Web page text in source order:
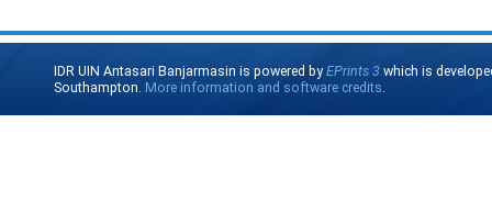
IDR UIN Antasari Banjarmasin is powered byEPrints 3 which is
Southampton. More information and software credits.